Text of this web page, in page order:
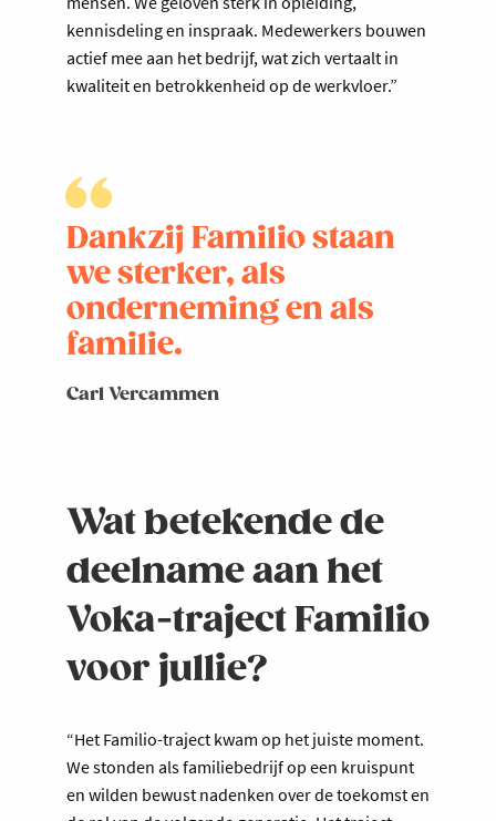
kennisdeling en inspraak. Medewerkers bouwen
actief mee aan het bedrijf, wat zich vertaalt in
kwaliteit en betrokkenheid op de werkvloer.”
Dankzij Familio staan
we sterker, als
onderneming en als
familie.
Carl Vercammen
Wat betekende de
deelname aan het
Voka-traject Familio
voor jullie?
“Het Familio-traject kwam op het juiste moment.
We stonden als familiebedrijf op een kruispunt
en wilden bewust nadenken over de toekomst en